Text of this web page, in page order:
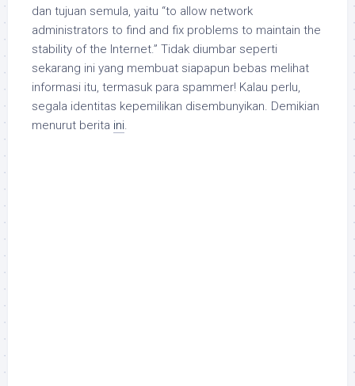
dan tujuan semula, yaitu “to allow network
administrators to find and fix problems to maintain the
stability of the Internet.” Tidak diumbar seperti
sekarang ini yang membuat siapapun bebas melihat
informasi itu, termasuk para spammer! Kalau perlu,
segala identitas kepemilikan disembunyikan. Demikian
menurut berita ini.